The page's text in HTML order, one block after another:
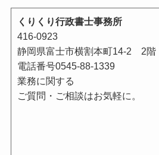
くりくり行政書士事務所
416-0923
静岡県富士市横割本町14-2 2階
電話番号0545-88-1339
業務に関する
ご質問・ご相談はお気軽に。